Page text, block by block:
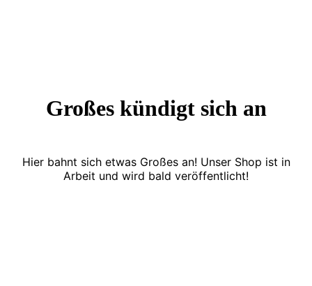
Großes kündigt sich an
Hier bahnt sich etwas Großes an! Unser Shop ist in
Arbeit und wird bald veröffentlicht!